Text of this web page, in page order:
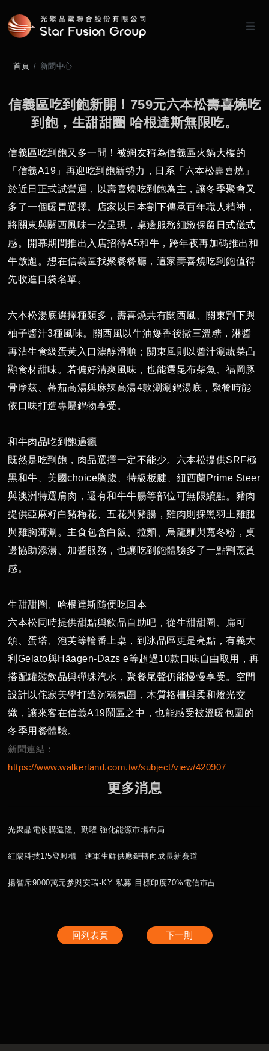
首頁 新聞中心
信義區吃到 飽新開 ！ 759元六本松壽喜燒吃
到 飽， 生甜甜圈 哈根達斯無限吃。
信義區吃到飽又多一間！被網友稱為信義區火鍋大樓的
「信義A19」再迎吃到飽新勢力，日系「六本松壽喜燒」
於近日正式試營運，以壽喜燒吃到飽為主，讓冬季聚會又
多了一個暖胃選擇。店家以日本割下傳承百年職人精神，
將關東與關西風味一次呈現，桌邊服務細緻保留日式儀式
感。開幕期間推出入店招待A5和牛，跨年夜再加碼推出和
牛放題。想在信義區找聚餐餐廳，這家壽喜燒吃到飽值得
先收進口袋名單。
六本松湯底選擇種類多，壽喜燒共有關西風、關東割下與
柚子醬汁3種風味。關西風以牛油爆香後撒三溫糖，淋醬
再沾生食級蛋黃入口濃醇滑順；關東風則以醬汁涮蔬菜凸
顯食材甜味。若偏好清爽風味，也能選昆布柴魚、福岡豚
骨摩茲、蕃茄高湯與麻辣高湯4款涮涮鍋湯底，聚餐時能
依口味打造專屬鍋物享受。
和牛肉品吃到飽過癮
既然是吃到飽，肉品選擇一定不能少。六本松提供SRF極
黑和牛、美國choice胸腹、特級板腱、紐西蘭Prime Steer
與澳洲特選肩肉，還有和牛牛腸等部位可無限續點。豬肉
提供亞麻籽白豬梅花、五花與豬腸，雞肉則採黑羽土雞腿
與雞胸薄涮。主食包含白飯、拉麵、烏龍麵與寬冬粉，桌
邊協助添湯、加醬服務，也讓吃到飽體驗多了一點割烹質
感。
生甜甜圈、哈根達斯隨便吃回本
六本松同時提供甜點與飲品自助吧，從生甜甜圈、扁可
頌、蛋塔、泡芙等輪番上桌，到冰品區更是亮點，有義大
利Gelato與Häagen-Dazs e等超過10款口味自由取用，再
搭配罐裝飲品與彈珠汽水，聚餐尾聲仍能慢慢享受。空間
設計以侘寂美學打造沉穩氛圍，木質格柵與柔和燈光交
織，讓來客在信義A19鬧區之中，也能感受被溫暖包圍的
冬季用餐體驗。
新聞連結：
https://www.walkerland.com.tw/subject/view/420907
更多消息
光聚晶電收購造隆、勤曜 強化能源市場布局
紅陽科技1/5登興櫃 進軍生鮮供應鏈轉向成長新賽道
揚智斥9000萬元參與安瑞-KY 私募 目標印度70%電信市占
回列表頁 下一則